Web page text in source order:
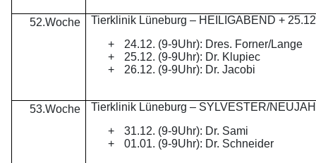
52.Woche
Tierklinik Lüneburg – HEILIGABEND +
+
24.12. (9-9Uhr): Dres. Forner/Lange
+
25.12. (9-9Uhr): Dr. Klupiec
+
26.12. (9-9Uhr): Dr. Jacobi
53.Woche
Tierklinik Lüneburg – SYLVESTER/
+
31.12. (9-9Uhr): Dr. Sami
+
01.01. (9-9Uhr): Dr. Schneider